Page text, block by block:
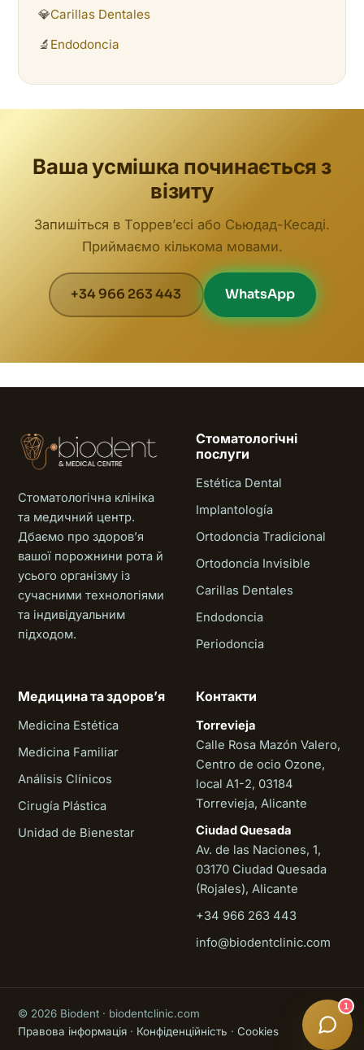
💎Carillas Dentales
🔬 Endodoncia
Ваша усмішка починається з
візиту
Запишіться в Торревʼєсі або Сьюдад-Кесаді.
Приймаємо кількома мовами.
+34 966 263 443 WhatsApp
Стоматологічна клініка
та медичний центр.
Дбаємо про здоровʼя
вашої порожнини рота й
усього організму із
сучасними технологіями
та індивідуальним
підходом.
Стоматологічні
послуги
Estética Dental
Implantología
Ortodoncia Tradicional
Ortodoncia Invisible
Carillas Dentales
Endodoncia
Periodoncia
Медицина та здоровʼя
Medicina Estética
Medicina Familiar
Análisis Clínicos
Cirugía Plástica
Unidad de Bienestar
Контакти
Torrevieja
Calle Rosa Mazón Valero,
Centro de ocio Ozone,
local A1-2, 03184
Torrevieja, Alicante
Ciudad Quesada
Av. de las Naciones, 1,
03170 Ciudad Quesada
(Rojales), Alicante
+34 966 263 443
info@biodentclinic.com
© 2026 Biodent · biodentclinic.com
Правова інформація · Конфіденційність · Cookies
1